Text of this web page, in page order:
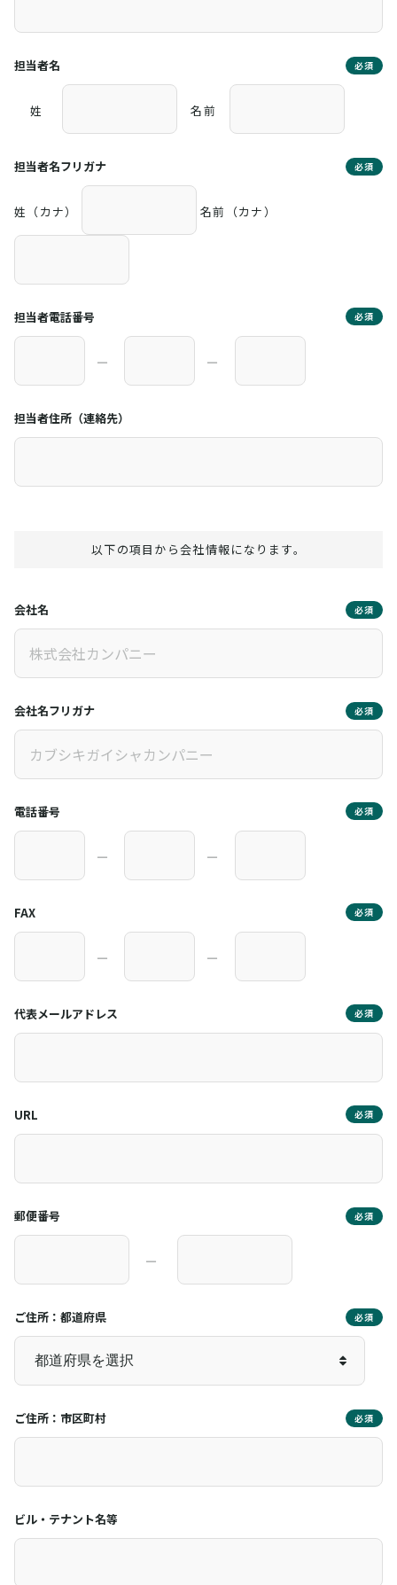
担当者名 必須
姓 名前
担当者名フリガナ 必須
姓（カナ） 名前（カナ）
担当者電話番号 必須
― ―
担当者住所（連絡先）
以下の項目から会社情報になります。
会社名 必須
会社名フリガナ 必須
電話番号 必須
― ―
FAX 必須
― ―
代表メールアドレス 必須
URL 必須
郵便番号 必須
―
ご住所：都道府県 必須
ご住所：市区町村 必須
ビル・テナント名等